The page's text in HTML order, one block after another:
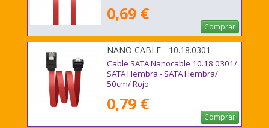
0,69 €
Comprar
NANO CABLE - 10.18.0301
Cable SATA Nanocable 10.18.0301/
SATA Hembra - SATA Hembra/
50cm/ Rojo
0,79 €
Comprar